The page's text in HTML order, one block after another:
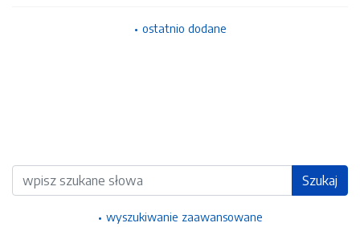
ostatnio dodane
Wyszukiwarka Szukaj
wyszukiwanie zaawansowane